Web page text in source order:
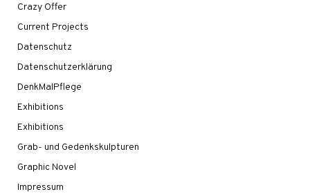
Crazy Offer
Current Projects
Datenschutz
Datenschutzerklärung
DenkMalPflege
Exhibitions
Exhibitions
Grab- und Gedenkskulpturen
Graphic Novel
Impressum